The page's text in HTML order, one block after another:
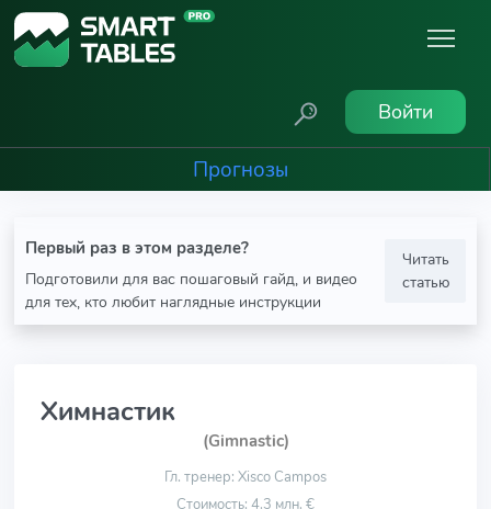
Войти
Прогнозы
Первый раз в этом разделе?
Подготовили для вас пошаговый гайд, и видео
для тех, кто любит наглядные инструкции
Читать
статью
Химнастик
(Gimnastic)
Гл. тренер: Xisco Campos
Стоимость: 4.3 млн. €